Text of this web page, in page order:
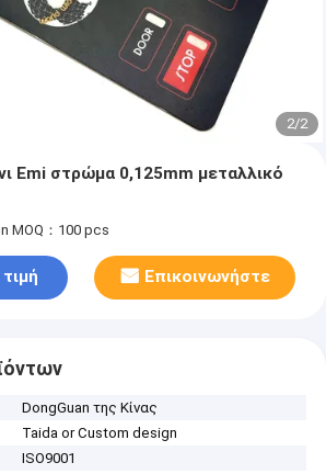
2/2
Emi στρώμα 0,125mm μεταλλικό
MOQ：100 pcs
Επικοινωνήστε
DongGuan της Κίνας
Taida or Custom design
ISO9001